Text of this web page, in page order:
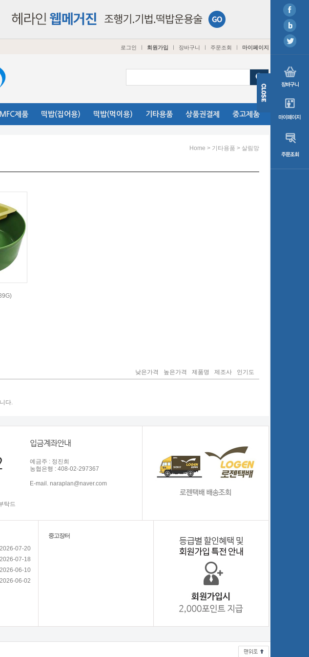
로그인 ㅣ 회원가입 ㅣ 장바구니 ㅣ 주문조회 ㅣ 마이페이지
MFC제품 떡밥(집어용) 떡밥(먹이용) 기타용품 상품권결제 중고제품
Home > 기타용품 > 살림망
낮은가격 높은가격 제품명 제조사 인기도
다.
탁드
입금계좌안내
예금주 : 정진희
농협은행 : 408-02-297367
E-mail. naraplan@naver.com
2026-07-20
2026-07-18
2026-06-10
2026-06-02
중고장터